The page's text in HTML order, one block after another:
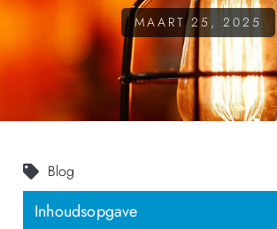
MAART 25, 2025
Blog
Inhoudsopgave